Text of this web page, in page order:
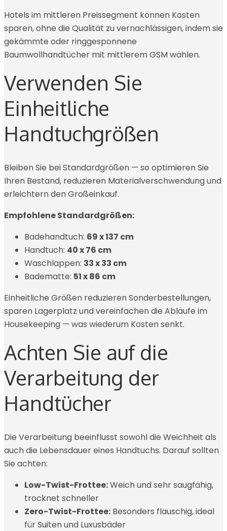
Hotels im mittleren Preissegment können Kosten
sparen, ohne die Qualität zu vernachlässigen, indem sie
gekämmte oder ringgesponnene
Baumwollhandtücher mit mittlerem GSM wählen.
Verwenden Sie
Einheitliche
Handtuchgrößen
Bleiben Sie bei Standardgrößen — so optimieren Sie
Ihren Bestand, reduzieren Materialverschwendung und
erleichtern den Großeinkauf.
Empfohlene Standardgrößen:
Badehandtuch: 69 x 137 cm
Handtuch: 40 x 76 cm
Waschlappen: 33 x 33 cm
Badematte: 51 x 86 cm
Einheitliche Größen reduzieren Sonderbestellungen,
sparen Lagerplatz und vereinfachen die Abläufe im
Housekeeping — was wiederum Kosten senkt.
Achten Sie auf die
Verarbeitung der
Handtücher
Die Verarbeitung beeinflusst sowohl die Weichheit als
auch die Lebensdauer eines Handtuchs. Darauf sollten
Sie achten:
Low-Twist-Frottee:Weich und sehr saugfähig,
trocknet schneller
Zero-Twist-Frottee: Besonders flauschig, ideal
für Suiten und Luxusbäder